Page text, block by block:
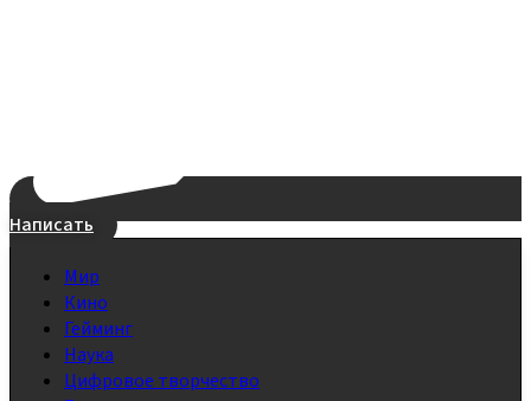
Написать
Мир
Кино
Гейминг
Наука
Цифровое творчество